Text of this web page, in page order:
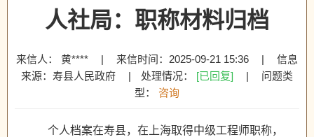
人社局：职称材料归档
来信人： 黄**** | 来信时间：2025-09-21 15:36 |
信息
来源：寿县人民政府
| 处理情况： [已回复] |
问题类
型：
咨询
个人档案在寿县，在上海取得中级工程师职称，